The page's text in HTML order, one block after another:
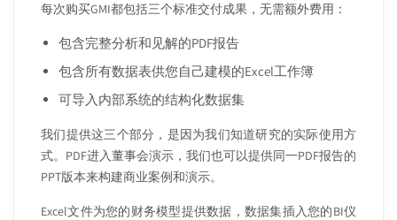
每次购买GMI都包括三个标准交付成果，无需额外费用：
包含完整分析和见解的PDF报告
包含所有数据表供您自己建模的Excel工作簿
可导入内部系统的结构化数据集
我们提供这三个部分，是因为我们知道研究的实际使用方
式。PDF进入董事会演示，我们也可以提供同一PDF报告的
PPT版本来构建商业案例和演示。
Excel文件为您的财务模型提供数据，数据集插入您的BI仪